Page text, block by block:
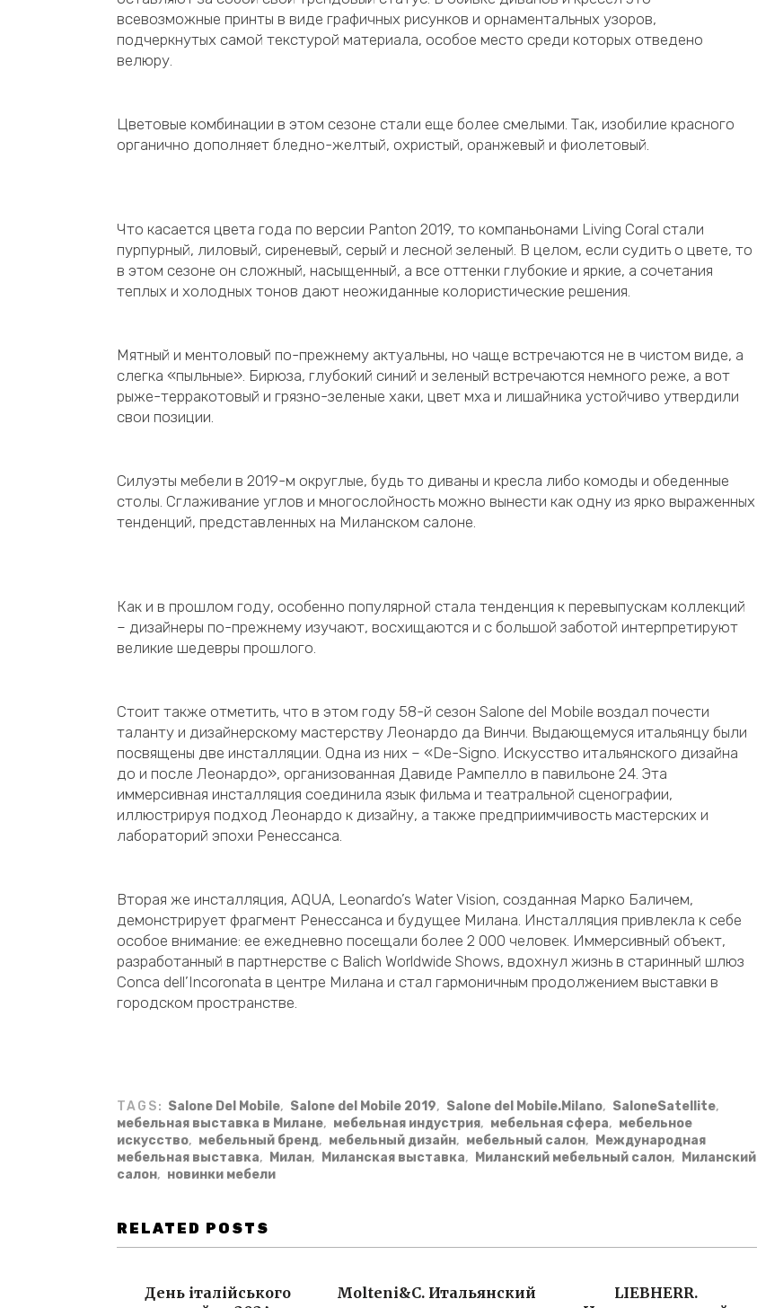
всевозможные принты в виде графичных рисунков и орнаментальных узоров,
подчеркнутых самой текстурой материала, особое место среди которых отведено
велюру.
Цветовые комбинации в этом сезоне стали еще более смелыми. Так, изобилие красного
органично дополняет бледно-желтый, охристый, оранжевый и фиолетовый.
Что касается цвета года по версии Panton 2019, то компаньонами Living Coral стали
пурпурный, лиловый, сиреневый, серый и лесной зеленый. В целом, если судить о цвете, то
в этом сезоне он сложный, насыщенный, а все оттенки глубокие и яркие, а сочетания
теплых и холодных тонов дают неожиданные колористические решения.
Мятный и ментоловый по-прежнему актуальны, но чаще встречаются не в чистом виде, а
слегка «пыльные». Бирюза, глубокий синий и зеленый встречаются немного реже, а вот
рыже-терракотовый и грязно-зеленые хаки, цвет мха и лишайника устойчиво утвердили
свои позиции.
Силуэты мебели в 2019-м округлые, будь то диваны и кресла либо комоды и обеденные
столы. Сглаживание углов и многослойность можно вынести как одну из ярко выраженных
тенденций, представленных на Миланском салоне.
Как и в прошлом году, особенно популярной стала тенденция к перевыпускам коллекций
– дизайнеры по-прежнему изучают, восхищаются и с большой заботой интерпретируют
великие шедевры прошлого.
Стоит также отметить, что в этом году 58-й сезон Salone del Mobile воздал почести
таланту и дизайнерскому мастерству Леонардо да Винчи. Выдающемуся итальянцу были
посвящены две инсталляции. Одна из них – «De-Signo. Искусство итальянского дизайна
до и после Леонардо», организованная Давиде Рампелло в павильоне 24. Эта
иммерсивная инсталляция соединила язык фильма и театральной сценографии,
иллюстрируя подход Леонардо к дизайну, а также предприимчивость мастерских и
лабораторий эпохи Ренессанса.
Вторая же инсталляция, AQUA, Leonardo’s Water Vision, созданная Марко Баличем,
демонстрирует фрагмент Ренессанса и будущее Милана. Инсталляция привлекла к себе
особое внимание: ее ежедневно посещали более 2 000 человек. Иммерсивный объект,
разработанный в партнерстве с Balich Worldwide Shows, вдохнул жизнь в старинный шлюз
Conca dell’Incoronata в центре Милана и стал гармоничным продолжением выставки в
городском пространстве.
TAGS: Salone Del Mobile, Salone del Mobile 2019, Salone del Mobile.Milano, SaloneSatellite,
мебельная выставка в Милане, мебельная индустрия, мебельная сфера, мебельное
искусство, мебельный бренд, мебельный дизайн, мебельный салон,
Международная
мебельная выставка, Милан, Миланская выставка, Миланский мебельный салон,
Миланский
салон, новинки мебели
RELATED POSTS
День італійського
Molteni&C. Итальянский
LIEBHERR.